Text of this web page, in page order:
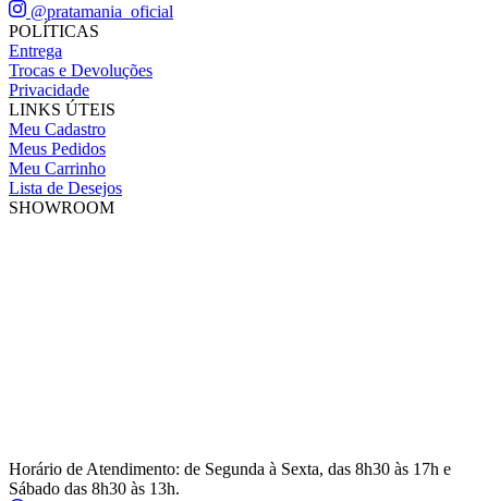
@pratamania_oficial
POLÍTICAS
Entrega
Trocas e Devoluções
Privacidade
LINKS ÚTEIS
Meu Cadastro
Meus Pedidos
Meu Carrinho
Lista de Desejos
SHOWROOM
Horário de Atendimento: de Segunda à Sexta, das 8h30 às 17h e
Sábado das 8h30 às 13h.